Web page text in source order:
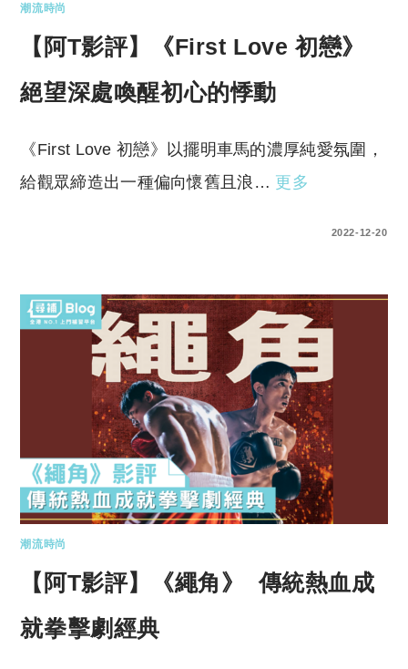
潮流時尚
【阿T影評】《First Love 初戀》
絕望深處喚醒初心的悸動
《First Love 初戀》以擺明車馬的濃厚純愛氛圍，
給觀眾締造出一種偏向懷舊且浪… 更多
2022-12-20
潮流時尚
【阿T影評】《繩角》 傳統熱血成
就拳擊劇經典